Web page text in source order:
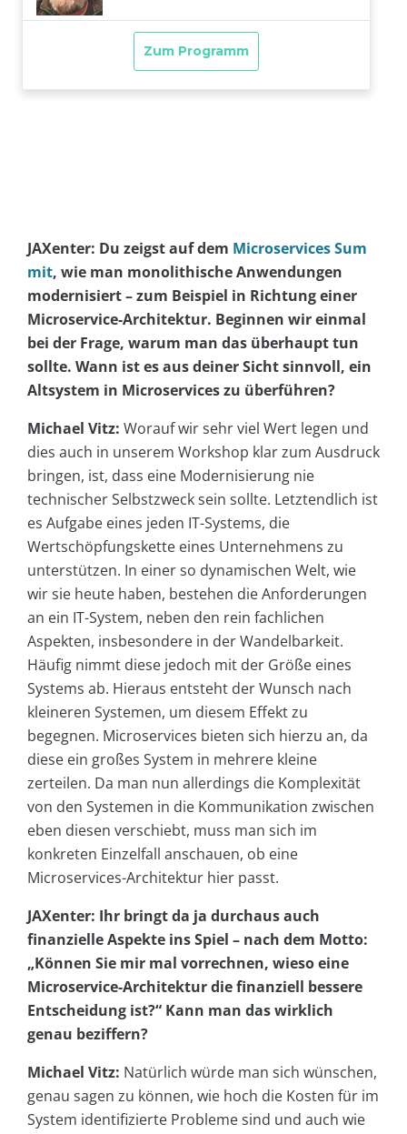
JAXenter: Du zeigst auf dem Microservices Sum
mit, wie man monolithische Anwendungen
modernisiert – zum Beispiel in Richtung einer
Microservice-Architektur. Beginnen wir einmal
bei der Frage, warum man das überhaupt tun
sollte. Wann ist es aus deiner Sicht sinnvoll, ein
Altsystem in Microservices zu überführen?
Michael Vitz: Worauf wir sehr viel Wert legen und
dies auch in unserem Workshop klar zum Ausdruck
bringen, ist, dass eine Modernisierung nie
technischer Selbstzweck sein sollte. Letztendlich ist
es Aufgabe eines jeden IT-Systems, die
Wertschöpfungskette eines Unternehmens zu
unterstützen. In einer so dynamischen Welt, wie
wir sie heute haben, bestehen die Anforderungen
an ein IT-System, neben den rein fachlichen
Aspekten, insbesondere in der Wandelbarkeit.
Häufig nimmt diese jedoch mit der Größe eines
Systems ab. Hieraus entsteht der Wunsch nach
kleineren Systemen, um diesem Effekt zu
begegnen. Microservices bieten sich hierzu an, da
diese ein großes System in mehrere kleine
zerteilen. Da man nun allerdings die Komplexität
von den Systemen in die Kommunikation zwischen
eben diesen verschiebt, muss man sich im
konkreten Einzelfall anschauen, ob eine
Microservices-Architektur hier passt.
JAXenter: Ihr bringt da ja durchaus auch
finanzielle Aspekte ins Spiel – nach dem Motto:
„Können Sie mir mal vorrechnen, wieso eine
Microservice-Architektur die finanziell bessere
Entscheidung ist?“ Kann man das wirklich
genau beziffern?
Michael Vitz: Natürlich würde man sich wünschen,
genau sagen zu können, wie hoch die Kosten für im
System identifizierte Probleme sind und auch wie